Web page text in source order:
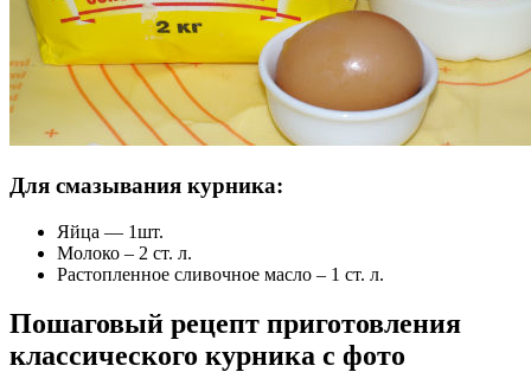
Для смазывания курника:
Яйца — 1шт.
Молоко – 2 ст. л.
Растопленное сливочное масло – 1 ст. л.
Пошаговый рецепт приготовления
классического курника с фото